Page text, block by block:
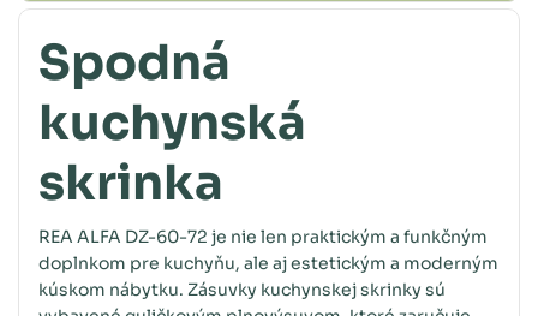
Spodná
kuchynská
skrinka
REA ALFA DZ-60-72 je nie len praktickým a funkčným
doplnkom pre kuchyňu, ale aj estetickým a moderným
kúskom nábytku. Zásuvky kuchynskej skrinky sú